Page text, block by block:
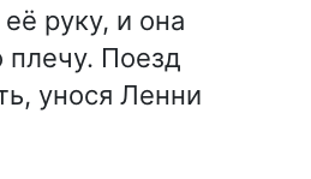
руку, и она
плечу. Поезд
унося Ленни